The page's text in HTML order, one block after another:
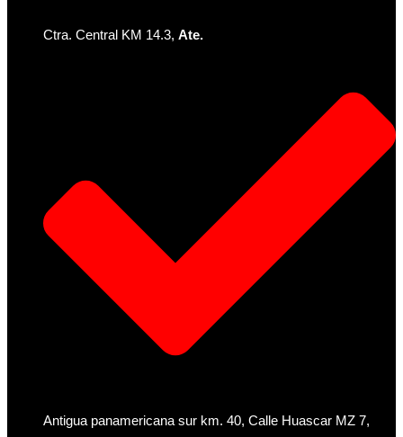
Ctra. Central KM 14.3, Ate.
Antigua panamericana sur km. 40, Calle Huascar MZ 7,